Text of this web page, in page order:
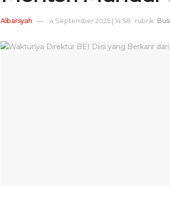
Albarsyah 4 September 2025 | 14:58 rubrik: